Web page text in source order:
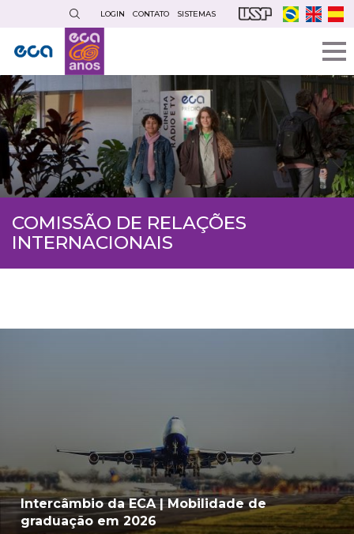
conteúdo
principal
LOGIN CONTATO SISTEMAS
COMISSÃO DE RELAÇÕES
INTERNACIONAIS
Intercâmbio da ECA | Mobilidade de
graduação em 2026